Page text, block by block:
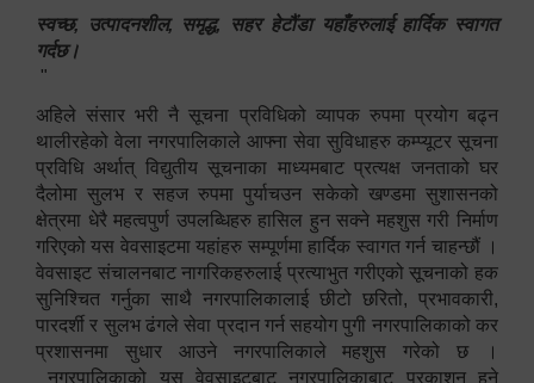
स्वच्छ, उत्पादनशील, समृद्ध, सहर हेटौंडा यहाँहरुलाई हार्दिक स्वागत
गर्दछ।
"
अहिले संसार भरी नै सूचना प्रविधिको व्यापक रुपमा प्रयोग बढ्न
थालीरहेको वेला नगरपालिकाले आफ्ना सेवा सुविधाहरु कम्प्यूटर सूचना
प्रविधि अर्थात् विद्युतीय सूचनाका माध्यमबाट प्रत्यक्ष जनताको घर
दैलोमा सुलभ र सहज रुपमा पुर्याचउन सकेको खण्डमा सुशासनको
क्षेत्रमा धेरै महत्वपुर्ण उपलब्धिहरु हासिल हुन सक्ने महशुस गरी निर्माण
गरिएको यस वेवसाइटमा यहांहरु सम्पूर्णमा हार्दिक स्वागत गर्न चाहन्छौं ।
वेवसाइट संचालनबाट नागरिकहरुलाई प्रत्याभुत गरीएको सूचनाको हक
सुनिश्चित गर्नुका साथै नगरपालिकालाई छीटो छरितो, प्रभावकारी,
पारदर्शी र सुलभ ढंगले सेवा प्रदान गर्न सहयोग पुगी नगरपालिकाको कर
प्रशासनमा सुधार आउने नगरपालिकाले महशुस गरेको छ ।
नगरपालिकाको यस वेवसाइटबाट नगरपालिकाबाट प्रकाशन हुने